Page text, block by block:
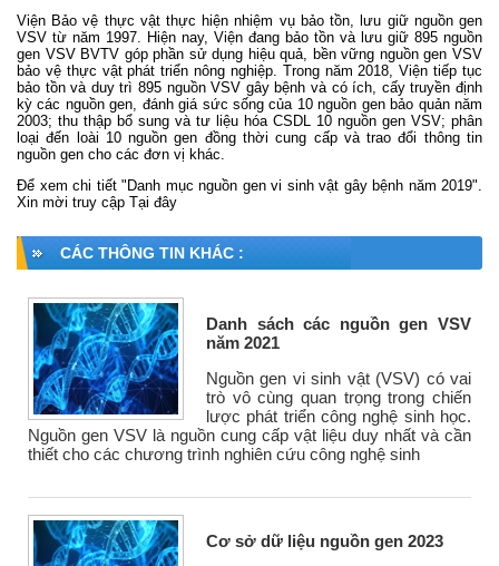
Viện Bảo vệ thực vật thực hiện nhiệm vụ bảo tồn, lưu giữ nguồn gen
VSV từ năm 1997. Hiện nay, Viện đang bảo tồn và lưu giữ 895 nguồn
gen VSV BVTV góp phần sử dụng hiệu quả, bền vững nguồn gen VSV
bảo vệ thực vật phát triển nông nghiệp. Trong năm 2018, Viện tiếp tục
bảo tồn và duy trì 895 nguồn VSV gây bệnh và có ích, cấy truyền định
kỳ các nguồn gen, đánh giá sức sống của 10 nguồn gen bảo quản năm
2003; thu thập bổ sung và tư liệu hóa CSDL 10 nguồn gen VSV; phân
loại đến loài 10 nguồn gen đồng thời cung cấp và trao đổi thông tin
nguồn gen cho các đơn vị khác.
Để xem chi tiết "Danh mục nguồn gen vi sinh vật gây bệnh năm 2019".
Xin mời truy cập Tại đây
CÁC THÔNG TIN KHÁC :
Danh sách các nguồn gen VSV
năm 2021
Nguồn gen vi sinh vật (VSV) có vai
trò vô cùng quan trọng trong chiến
lược phát triển công nghệ sinh học.
Nguồn gen VSV là nguồn cung cấp vật liệu duy nhất và cần
thiết cho các chương trình nghiên cứu công nghệ sinh
Cơ sở dữ liệu nguồn gen 2023